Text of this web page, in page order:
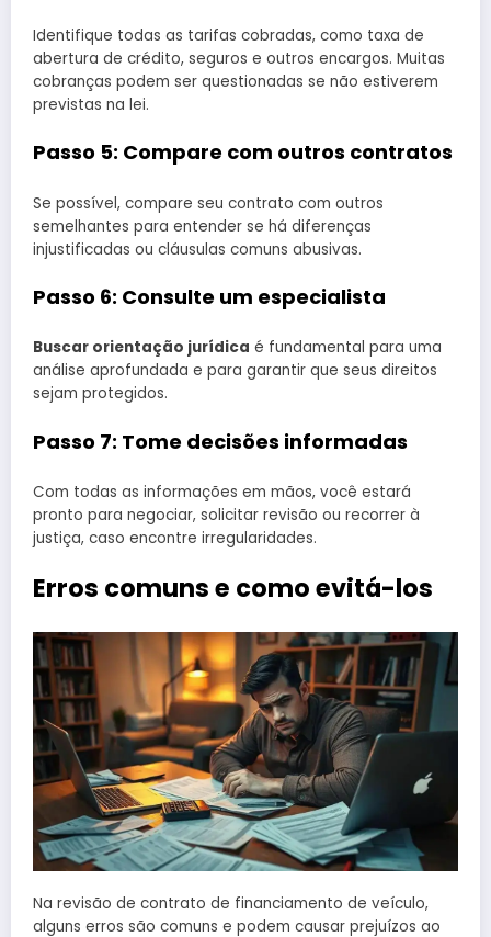
Identifique todas as tarifas cobradas, como taxa de
abertura de crédito, seguros e outros encargos. Muitas
cobranças podem ser questionadas se não estiverem
previstas na lei.
Passo 5: Compare com outros contratos
Se possível, compare seu contrato com outros
semelhantes para entender se há diferenças
injustificadas ou cláusulas comuns abusivas.
Passo 6: Consulte um especialista
Buscar orientação jurídica é fundamental para uma
análise aprofundada e para garantir que seus direitos
sejam protegidos.
Passo 7: Tome decisões informadas
Com todas as informações em mãos, você estará
pronto para negociar, solicitar revisão ou recorrer à
justiça, caso encontre irregularidades.
Erros comuns e como evitá-los
Na revisão de contrato de financiamento de veículo,
alguns erros são comuns e podem causar prejuízos ao